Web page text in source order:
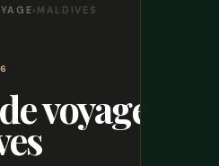
› MALDIVES
voyage